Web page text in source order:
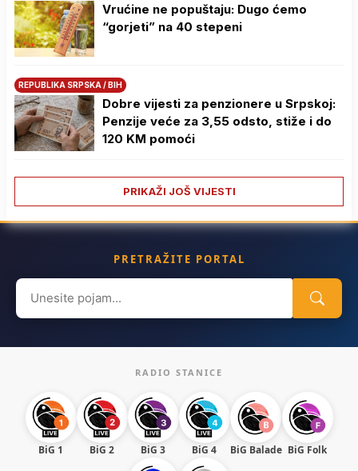
Vrućine ne popuštaju: Dugo ćemo
“gorjeti” na 40 stepeni
REPUBLIKA SRPSKA / BIH
Dobre vijesti za penzionere u Srpskoj:
Penzije veće za 3,55 odsto, stiže i do
120 KM pomoći
PRIKAŽI JOŠ VIJESTI
PRETRAŽITE PORTAL
Search
for:
RADIO STANICE
BiG 1 BiG 2 BiG 3 BiG 4 BiG Balade BiG Folk